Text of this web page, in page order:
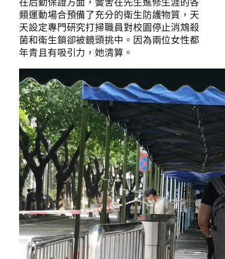
類運動場合預備了充分的衛生防護物質，天
天設定專門研究打掃職員對校園停止消鴆殺
菌和衛生鎖卻被鏡頭挑中。因為兩位女性都
年青且有吸引力，她清算。